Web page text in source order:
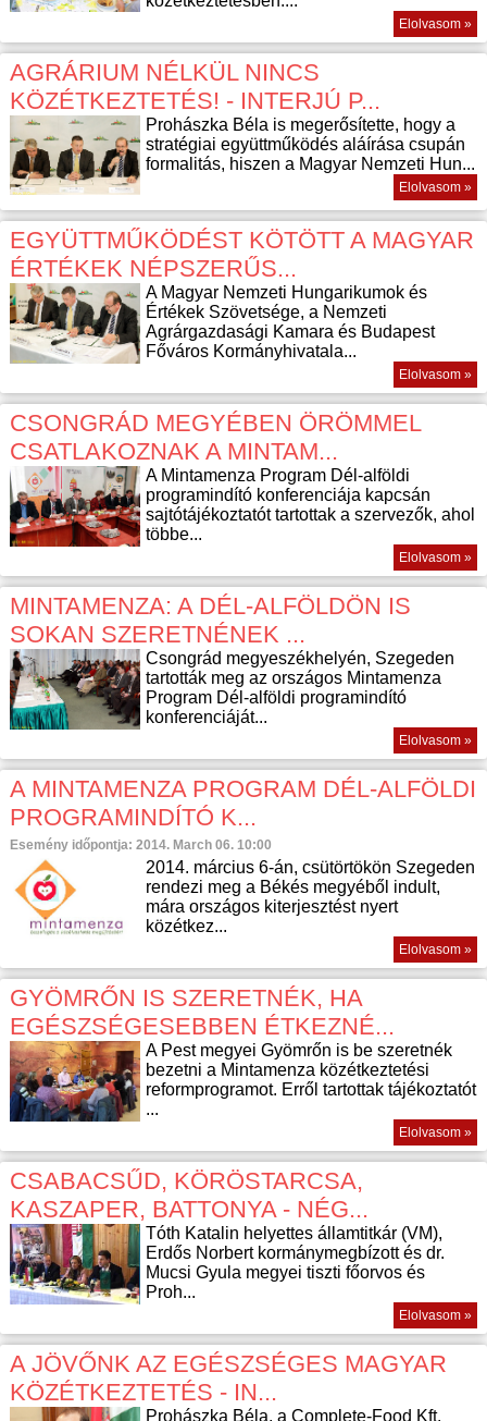
Elolvasom »
AGRÁRIUM NÉLKÜL NINCS
KÖZÉTKEZTETÉS! - INTERJÚ P...
Prohászka Béla is megerősítette, hogy a
stratégiai együttműködés aláírása csupán
formalitás, hiszen a Magyar Nemzeti Hun...
Elolvasom »
EGYÜTTMŰKÖDÉST KÖTÖTT A MAGYAR
ÉRTÉKEK NÉPSZERŰS...
A Magyar Nemzeti Hungarikumok és
Értékek Szövetsége, a Nemzeti
Agrárgazdasági Kamara és Budapest
Főváros Kormányhivatala...
Elolvasom »
CSONGRÁD MEGYÉBEN ÖRÖMMEL
CSATLAKOZNAK A MINTAM...
A Mintamenza Program Dél-alföldi
programindító konferenciája kapcsán
sajtótájékoztatót tartottak a szervezők, ahol
többe...
Elolvasom »
MINTAMENZA: A DÉL-ALFÖLDÖN IS
SOKAN SZERETNÉNEK ...
Csongrád megyeszékhelyén, Szegeden
tartották meg az országos Mintamenza
Program Dél-alföldi programindító
konferenciáját...
Elolvasom »
A MINTAMENZA PROGRAM DÉL-ALFÖLDI
PROGRAMINDÍTÓ K...
Esemény időpontja: 2014. March 06. 10:00
2014. március 6-án, csütörtökön Szegeden
rendezi meg a Békés megyéből indult,
mára országos kiterjesztést nyert
közétkez...
Elolvasom »
GYÖMRŐN IS SZERETNÉK, HA
EGÉSZSÉGESEBBEN ÉTKEZNÉ...
A Pest megyei Gyömrőn is be szeretnék
bezetni a Mintamenza közétkeztetési
reformprogramot. Erről tartottak tájékoztatót
...
Elolvasom »
CSABACSŰD, KÖRÖSTARCSA,
KASZAPER, BATTONYA - NÉG...
Tóth Katalin helyettes államtitkár (VM),
Erdős Norbert kormánymegbízott és dr.
Mucsi Gyula megyei tiszti főorvos és
Proh...
Elolvasom »
A JÖVŐNK AZ EGÉSZSÉGES MAGYAR
KÖZÉTKEZTETÉS - IN...
Prohászka Béla, a Complete-Food Kft.